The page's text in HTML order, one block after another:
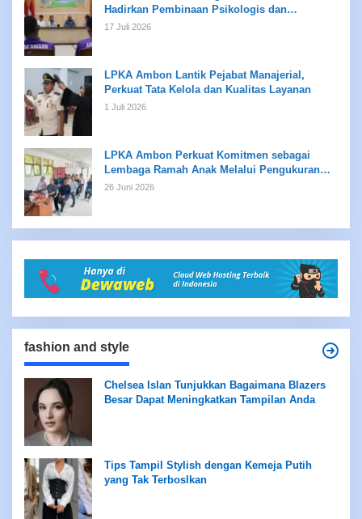
Hadirkan Pembinaan Psikologis dan
Kreativitas bagi Anak Binaan
17 Juli 2026
LPKA Ambon Lantik Pejabat Manajerial,
Perkuat Tata Kelola dan Kualitas Layanan
1 Juli 2026
LPKA Ambon Perkuat Komitmen sebagai
Lembaga Ramah Anak Melalui Pengukuran
Standar LPKRA
26 Juni 2026
fashion and style
Chelsea Islan Tunjukkan Bagaimana Blazers
Besar Dapat Meningkatkan Tampilan Anda
Tips Tampil Stylish dengan Kemeja Putih
yang Tak Terboslkan